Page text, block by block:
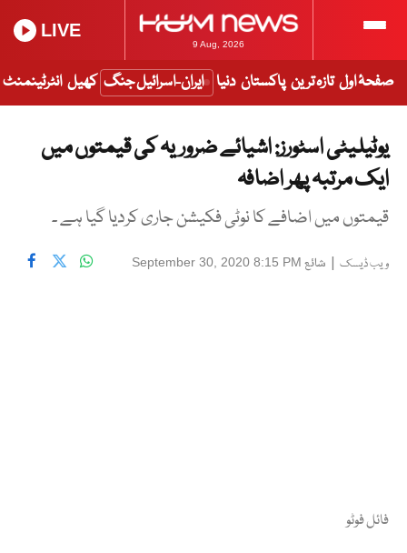
9 Aug, 2026
LIVE
صفحۂ اول تازہ ترین پاکستان دنیا ایران-اسرائیل جنگ کھیل انٹرٹینمنٹ
یوٹیلیٹی اسٹورز: اشیائے ضروریہ کی قیمتوں میں
ایک مرتبہ پھر اضافہ
قیمتوں میں اضافے کا نوٹی فکیشن جاری کردیا گیا ہے ۔
ویب ڈیسک | شائع September 30, 2020 8:15 PM
فائل فوٹو